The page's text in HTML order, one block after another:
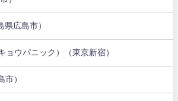
県広島市）
ョウパニック）（東京新宿）
市）